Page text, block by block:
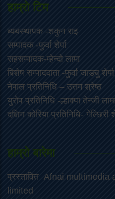
हाम्राे टिम
ब्यबस्थापक -शकुन राइ
सम्पादक -फुर्वा शेर्पा
सहसम्पादक-म्हेन्दो लामा
‍बिशेष सम्पाददाता -फुर्वा जा‌ङबु शेर्पा
नेपाल प्रतिनिधि – उत्तम श्रेष्ठ
युरोप प्रतिनिधि -ल्हाक्पा तेन्जी
दक्षिण कोरिया प्रतिनिधि- गेल्छिरी
हाम्रो बारेमा
प्रस्तावित Afnai
limited